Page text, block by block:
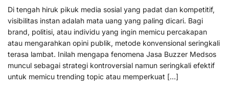
Di tengah hiruk pikuk media sosial yang padat dan kompetitif,
visibilitas instan adalah mata uang yang paling dicari. Bagi
brand, politisi, atau individu yang ingin memicu percakapan
atau mengarahkan opini publik, metode konvensional seringkali
terasa lambat. Inilah mengapa fenomena Jasa Buzzer Medsos
muncul sebagai strategi kontroversial namun seringkali efektif
untuk memicu trending topic atau memperkuat […]